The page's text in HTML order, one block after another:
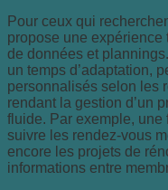
Pour ceux qui
propose une expérience
de données et
un temps d’adaptation,
personnalisés selon les
rendant la gestion d’un
fluide. Par exemple,
suivre les rendez-vous
encore les projets de
informations entre